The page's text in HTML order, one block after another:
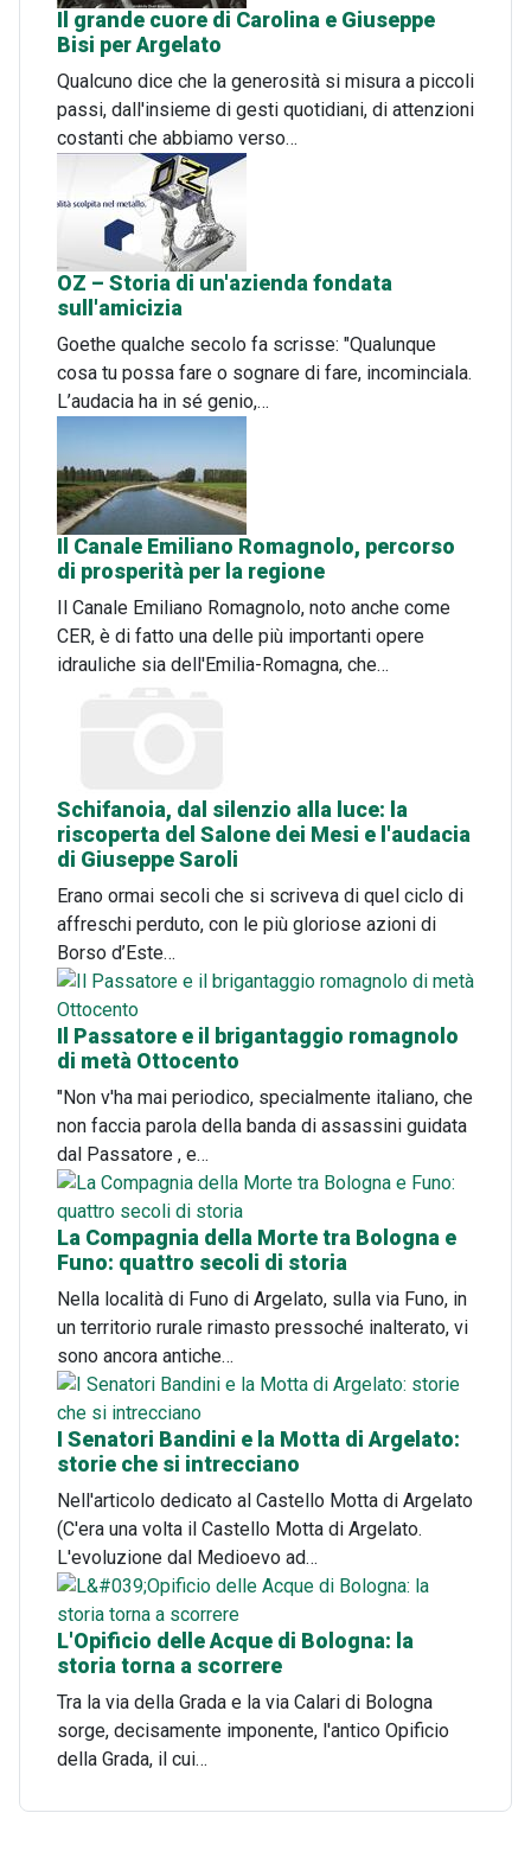
Il grande cuore di Carolina e Giuseppe
Bisi per Argelato
Qualcuno dice che la generosità si misura a piccoli
passi, dall'insieme di gesti quotidiani, di attenzioni
costanti che abbiamo verso…
OZ – Storia di un'azienda fondata
sull'amicizia
Goethe qualche secolo fa scrisse: "Qualunque
cosa tu possa fare o sognare di fare, incominciala.
L’audacia ha in sé genio,…
Il Canale Emiliano Romagnolo, percorso
di prosperità per la regione
Il Canale Emiliano Romagnolo, noto anche come
CER, è di fatto una delle più importanti opere
idrauliche sia dell'Emilia-Romagna, che…
Schifanoia, dal silenzio alla luce: la
riscoperta del Salone dei Mesi e l'audacia
di Giuseppe Saroli
Erano ormai secoli che si scriveva di quel ciclo di
affreschi perduto, con le più gloriose azioni di
Borso d’Este…
Il Passatore e il brigantaggio romagnolo
di metà Ottocento
"Non v'ha mai periodico, specialmente italiano, che
non faccia parola della banda di assassini guidata
dal Passatore , e…
La Compagnia della Morte tra Bologna e
Funo: quattro secoli di storia
Nella località di Funo di Argelato, sulla via Funo, in
un territorio rurale rimasto pressoché inalterato, vi
sono ancora antiche…
I Senatori Bandini e la Motta di Argelato:
storie che si intrecciano
Nell'articolo dedicato al Castello Motta di Argelato
(C'era una volta il Castello Motta di Argelato.
L'evoluzione dal Medioevo ad…
L'Opificio delle Acque di Bologna: la
storia torna a scorrere
Tra la via della Grada e la via Calari di Bologna
sorge, decisamente imponente, l'antico Opificio
della Grada, il cui…